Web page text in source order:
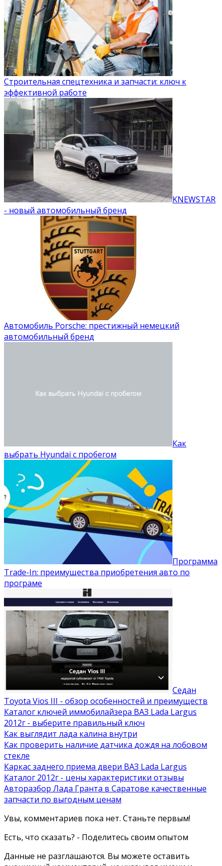
Строительная спецтехника и запчасти: ключ к
эффективной работе
KNEWSTAR
- новый автомобильный бренд
Автомобиль Porsche: престижный немецкий
автомобильный бренд
Как
выбрать Hyundai с пробегом
Программа
Trade-In: преимущества приобретения авто по
програме
Седан
Toyota Vios III - обзор особенностей и преимуществ
Каталог ключей иммобилайзера ВАЗ Lada Largus
2012г - выберите правильный ключ
Как выглядит лада калина внутри
Как проверить наличие датчика дождя на лобовом
стекле
Каркас заднего приема двери ВАЗ Lada Largus
Каталог 2012г - цены характеристики отзывы
Авторазбор Лада Гранта в Саратове качественные
запчасти по выгодным ценам
Увы, комментариев пока нет. Станьте первым!
Есть, что сказать? - Поделитесь своим опытом
Данные не разглашаются. Вы можете оставить